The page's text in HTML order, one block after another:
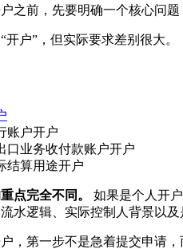
之前，先要明确一个核心问
户”，但实际要求差别很大。
账户开户
口业务收付款账户开户
结算用途开户
点完全不同。
如果是个人开
水逻辑、实际控制人背景以及
，第一步不是急着提交申请